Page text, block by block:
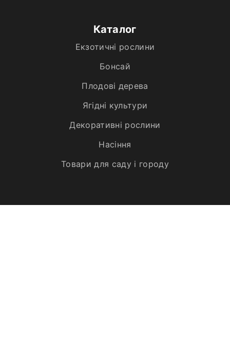
Каталог
Екзотичні рослини
Бонсай
Плодові дерева
Ягідні культури
Декоративні рослини
Насіння
Товари для саду і городу